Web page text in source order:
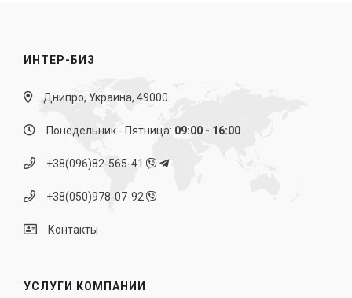
ИНТЕР-БИЗ
Днипро, Украина, 49000
Понедельник - Пятница: 09:00 - 16:00
+38(096)82-565-41
+38(050)978-07-92
Контакты
УСЛУГИ КОМПАНИИ